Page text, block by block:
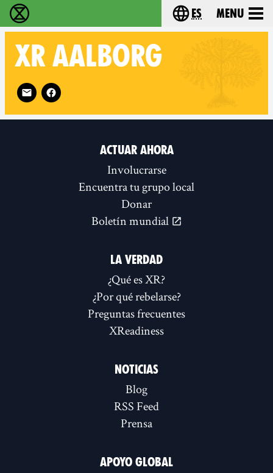
extinction rebellion - Home Choose your
es Menu
XR AALBORG
Follow XR Aalborg on
ACTUAR AHORA
Involucrarse
Encuentra tu grupo local
Donar
Boletín mundial
LA VERDAD
¿Qué es XR?
¿Por qué rebelarse?
Preguntas frecuentes
XReadiness
NOTICIAS
Blog
RSS Feed
Prensa
APOYO GLOBAL